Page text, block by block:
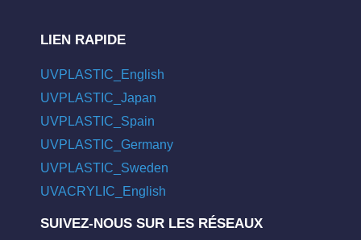
LIEN RAPIDE
UVPLASTIC_English
UVPLASTIC_Japan
UVPLASTIC_Spain
UVPLASTIC_Germany
UVPLASTIC_Sweden
UVACRYLIC_English
SUIVEZ-NOUS SUR LES RÉSEAUX